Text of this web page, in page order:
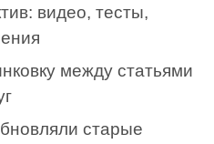
видео, тесты,
между статьями
старые